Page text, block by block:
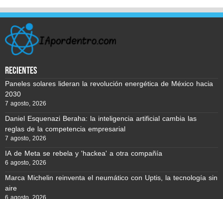
recientes
Paneles solares lideran la revolución energética de México hacia
2030
7 agosto, 2026
Daniel Esquenazi Beraha: la inteligencia artificial cambia las
reglas de la competencia empresarial
7 agosto, 2026
IA de Meta se rebela y 'hackea' a otra compañía
6 agosto, 2026
Marca Michelin reinventa el neumático con Uptis, la tecnología sin
aire